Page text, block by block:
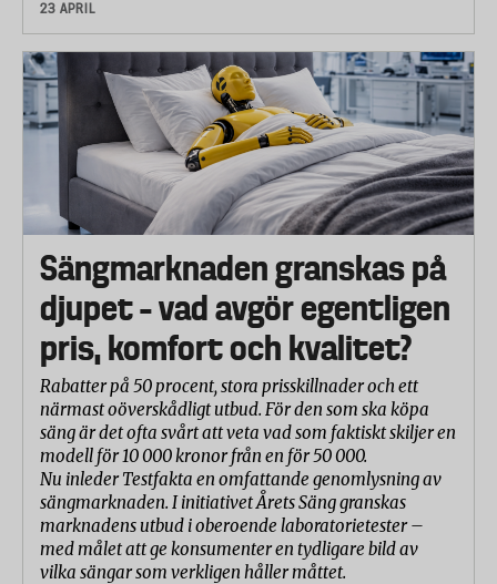
23 APRIL
Sängmarknaden granskas på
djupet – vad avgör egentligen
pris, komfort och kvalitet?
Rabatter på 50 procent, stora prisskillnader och ett
närmast oöverskådligt utbud. För den som ska köpa
säng är det ofta svårt att veta vad som faktiskt skiljer en
modell för 10 000 kronor från en för 50 000.
Nu inleder Testfakta en omfattande genomlysning av
sängmarknaden. I initiativet Årets Säng granskas
marknadens utbud i oberoende laboratorietester –
med målet att ge konsumenter en tydligare bild av
vilka sängar som verkligen håller måttet.